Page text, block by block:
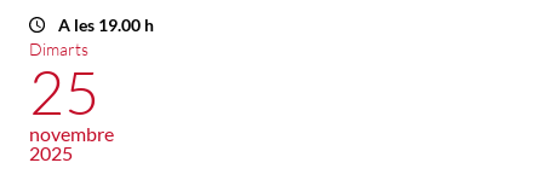
A les 19.00 h
Dimarts
25
novembre
2025